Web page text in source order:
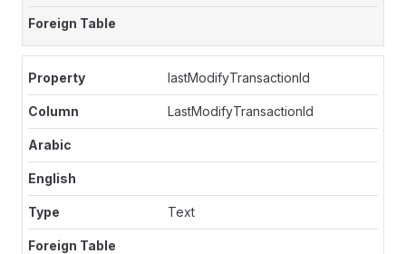
lastModifyTransactionId
LastModifyTransactionId
Text